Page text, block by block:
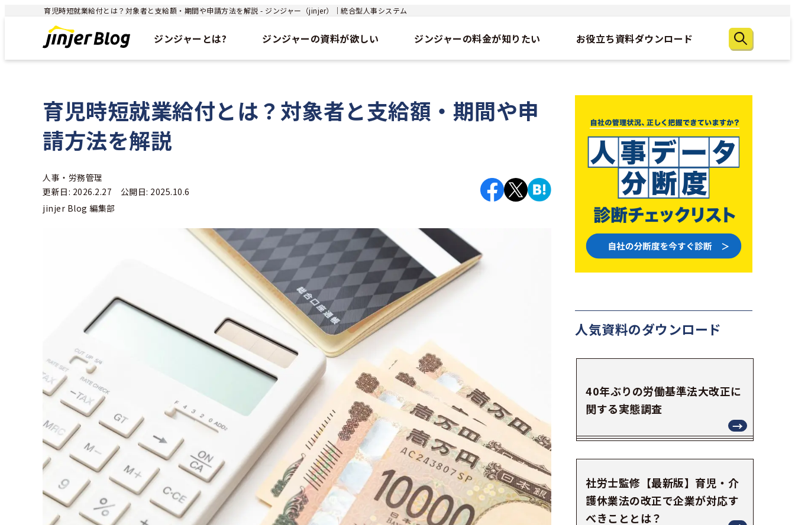
育児時短就業給付とは？対象者と支給額・期間や申請方法を解説 - ジンジャー（jinjer）｜統合型人事システム
ジンジャーとは? ジンジャーの資料が欲しい ジンジャーの料金が知りたい お役立ち資料ダウンロード
育児時短就業給付とは？対象者と支給額・期間や申
請方法を解説
人事・労務管理
更新日: 2026.2.27 公開日: 2025.10.6
jinjer Blog 編集部
人気資料のダウンロード
40年ぶりの労働基準法大改正に
関する実態調査
社労士監修【最新版】育児・介
護休業法の改正で企業が対応す
べきこととは？